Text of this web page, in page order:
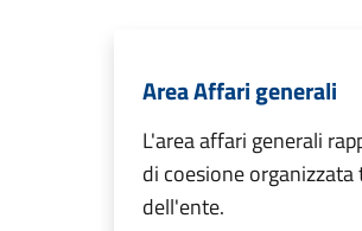
Area Affari generali
L'area affari generali
di coesione
dell'ente.